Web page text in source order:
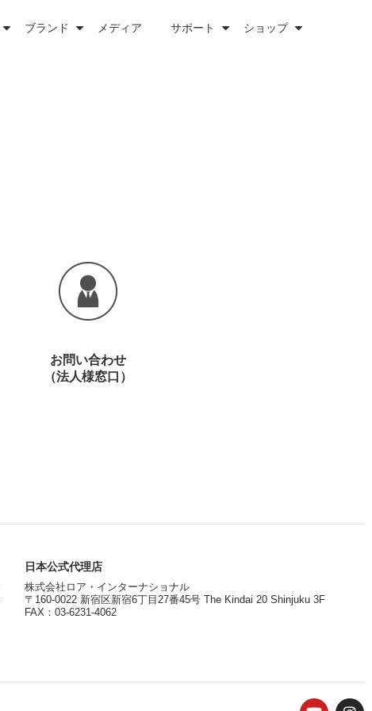
ブランド メディア サポート ショップ
お問い合わせ
（法人様窓口）
日本公式代理店
株式会社ロア・インターナショナル
〒160-0022 新宿区新宿6丁目27番45号 The Kindai 20 Shinjuku 3F
FAX：03-6231-4062